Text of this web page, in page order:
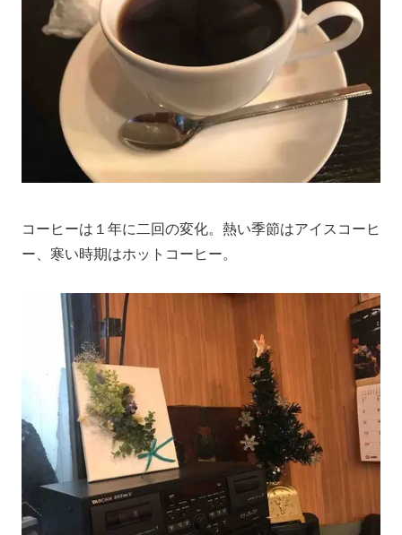
コーヒーは１年に二回の変化。熱い季節はアイスコーヒ
ー、寒い時期はホットコーヒー。